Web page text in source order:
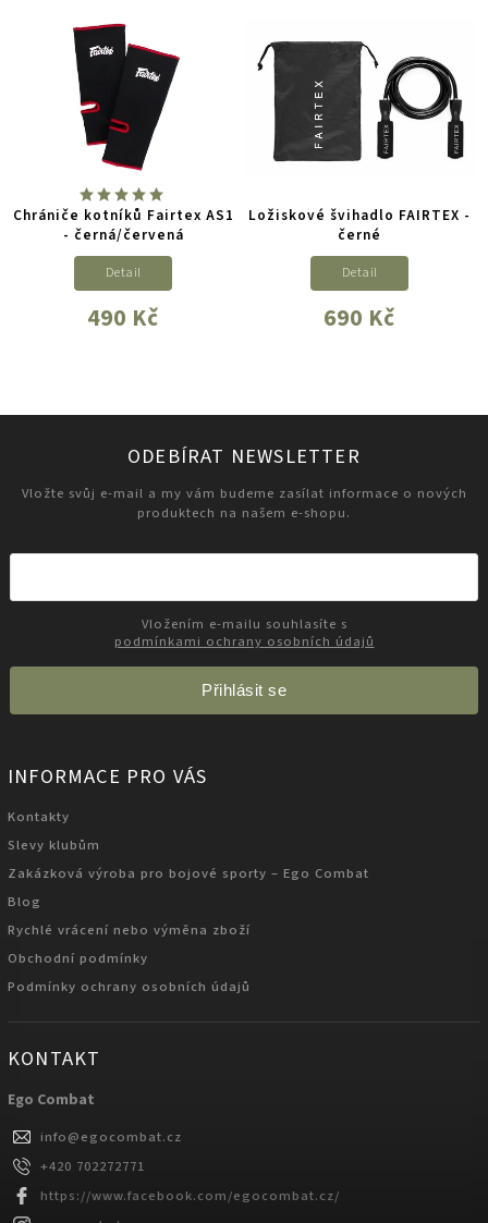
Chrániče kotníků Fairtex AS1
- černá/červená
490 Kč
Detail
Ložiskové švihadlo FAIRTEX -
černé
690 Kč
Detail
ODEBÍRAT NEWSLETTER
Vložte svůj e-mail a my vám budeme zasílat informace o nových
produktech na našem e-shopu.
podmínkami ochrany osobních údajů
Přihlásit se
INFORMACE PRO VÁS
Kontakty
Slevy klubům
Zakázková výroba pro bojové sporty – Ego Combat
Blog
Rychlé vrácení nebo výměna zboží
Obchodní podmínky
Podmínky ochrany osobních údajů
KONTAKT
Ego Combat
info@egocombat.cz
+420 702272771
https://www.facebook.com/egocombat.cz/